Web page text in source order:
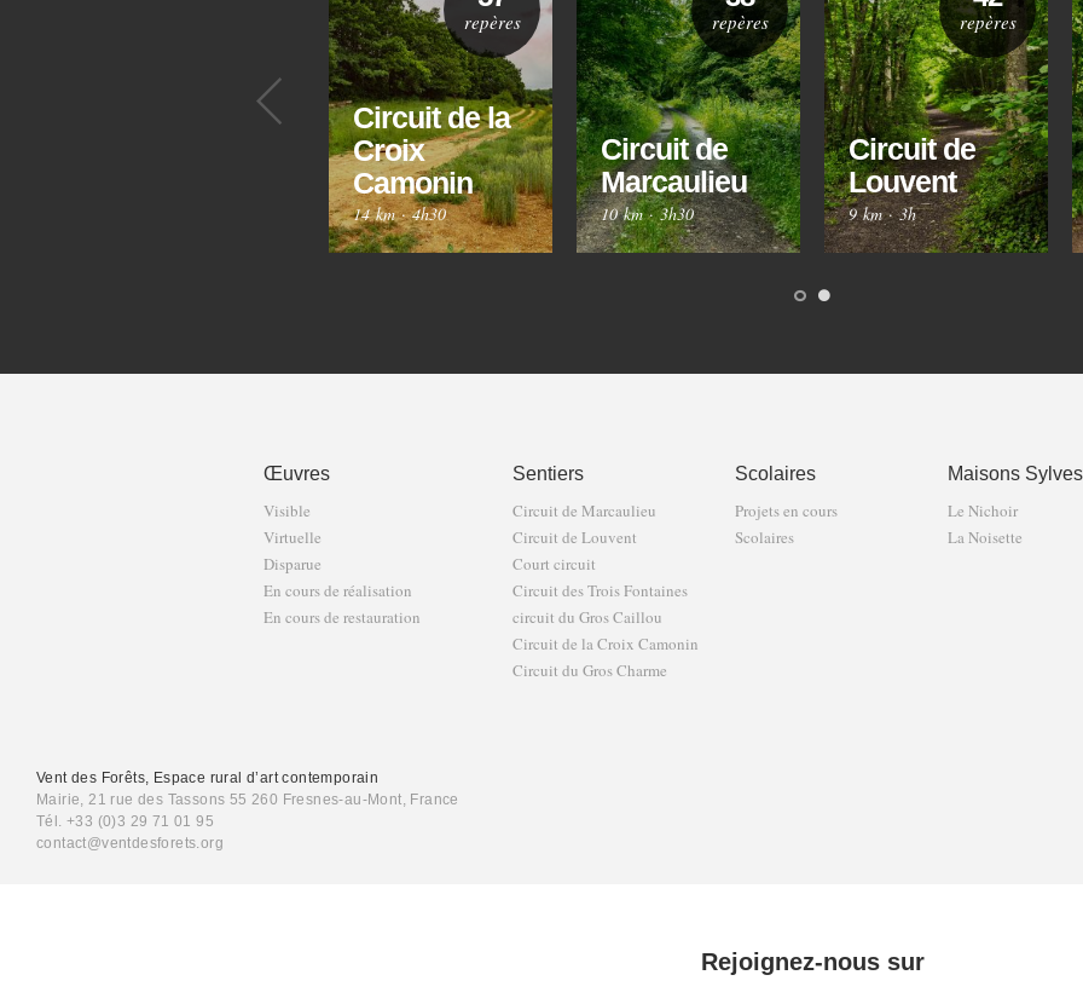
Précédent
Circuit de la
Croix
Camonin
14 km·4h30
repères
Circuit de
Marcaulieu
10 km·3h30
repères
Circuit de
Louvent
9 km·3h
repères
Œuvres
Visible
Virtuelle
Disparue
En cours de réalisation
En cours de restauration
Sentiers
Circuit de Marcaulieu
Circuit de Louvent
Court circuit
Circuit des Trois Fontaines
circuit du Gros Caillou
Circuit de la Croix Camonin
Circuit du Gros Charme
Scolaires
Projets en cours
Scolaires
Maisons
Le Nichoir
La Noisette
Vent des Forêts, Espace rural d’art contemporain
Mairie, 21 rue des Tassons 55 260 Fresnes-au-Mont, France
Tél. +33 (0)3 29 71 01 95
contact@ventdesforets.org
Rejoignez-nous sur